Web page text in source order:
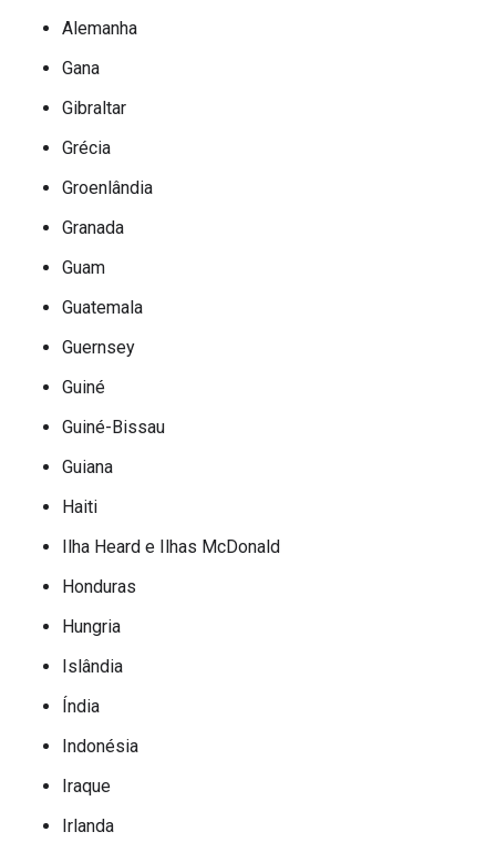
Alemanha
Gana
Gibraltar
Grécia
Groenlândia
Granada
Guam
Guatemala
Guernsey
Guiné
Guiné-Bissau
Guiana
Haiti
Ilha Heard e Ilhas McDonald
Honduras
Hungria
Islândia
Índia
Indonésia
Iraque
Irlanda